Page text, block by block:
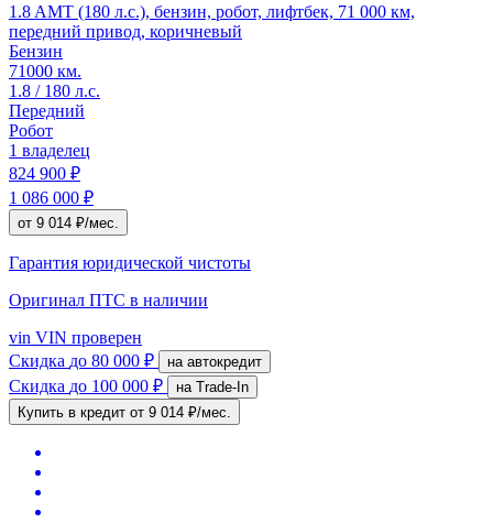
1.8 AMT (180 л.с.), бензин, робот, лифтбек, 71 000 км,
передний привод, коричневый
Бензин
71000 км.
1.8 / 180 л.с.
Передний
Робот
1 владелец
824 900 ₽
1 086 000 ₽
от 9 014 ₽/мес.
Гарантия юридической чистоты
Оригинал ПТС в наличии
vin VIN проверен
Скидка до 80 000 ₽ на автокредит
Скидка до 100 000 ₽
на Trade-In
Купить в кредит от 9 014 ₽/мес.